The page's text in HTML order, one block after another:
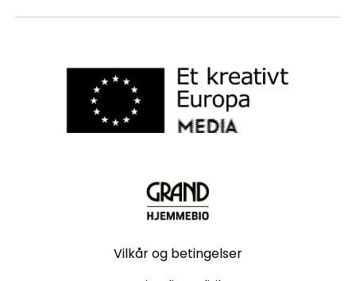
Vilkår og betingelser